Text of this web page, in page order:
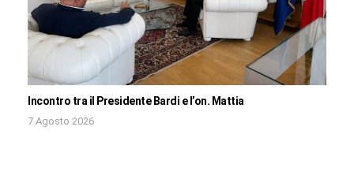
Incontro tra il Presidente Bardi e l’on. Mattia
7 Agosto 2026